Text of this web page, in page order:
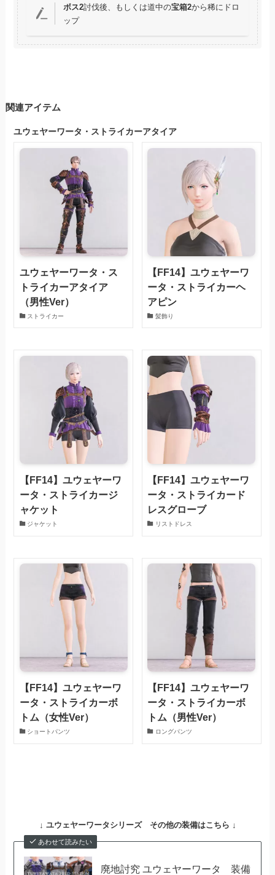
ボス2討伐後、もしくは道中の宝箱2から稀にドロ
ップ
関連アイテム
ユウェヤーワータ・ストライカーアタイア
ユウェヤーワータ・ス
トライカーアタイア
（男性Ver）
ストライカー
【FF14】ユウェヤーワ
ータ・ストライカーヘ
アピン
髪飾り
【FF14】ユウェヤーワ
ータ・ストライカージ
ャケット
ジャケット
【FF14】ユウェヤーワ
ータ・ストライカード
レスグローブ
リストドレス
【FF14】ユウェヤーワ
ータ・ストライカーボ
トム（女性Ver）
ショートパンツ
【FF14】ユウェヤーワ
ータ・ストライカーボ
トム（男性Ver）
ロングパンツ
↓ ユウェヤーワータシリーズ その他の装備はこちら ↓
あわせて読みたい
廃地討究 ユウェヤーワータ 装備